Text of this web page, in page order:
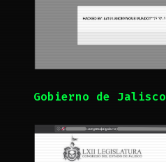
Gobierno de Jalisco